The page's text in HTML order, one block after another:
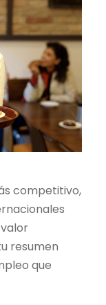
competitivo,
resumen
que